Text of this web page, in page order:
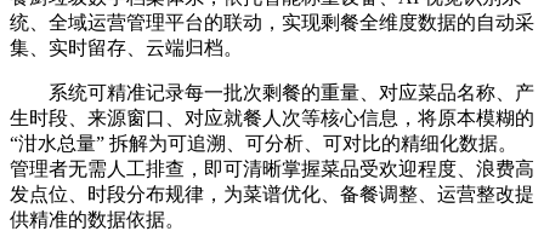
统、全域运营管理平台的联动，实现剩餐全维度数据的自动采
集、实时留存、云端归档。
系统可精准记录每一批次剩餐的重量、对应菜品名称、产
生时段、来源窗口、对应就餐人次等核心信息，将原本模糊的
“泔水总量” 拆解为可追溯、可分析、可对比的精细化数据。
管理者无需人工排查，即可清晰掌握菜品受欢迎程度、浪费高
发点位、时段分布规律，为菜谱优化、备餐调整、运营整改提
供精准的数据依据。